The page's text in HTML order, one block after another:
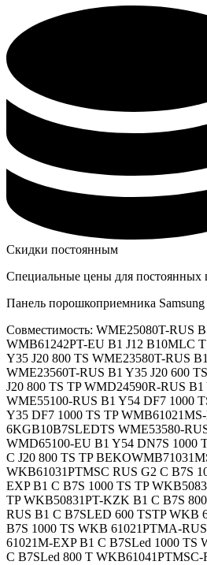
Скидки постоянным
Специальные цены для постоянных
Панель порошкоприемника
Совместимость: WME25080T-RUS
WMB61242PT-EU B1 J12 B10MLC
Y35 J20 800 TS WME23580T-RUS
WME23560T-RUS B1 Y35 J20 600
J20 800 TS TP WMD24590R-RUS B1
WME55100-RUS B1 Y54 DF7 1000
Y35 DF7 1000 TS TP
6KGB10B7SLEDTS WME53580-
WMD65100-EU B1 Y54 DN7S 1000
C J20 800 TS TP
WKB61031PTMSC RUS G2 C B7S
EXP B1 C B7S 1000 TS TP
TP WKB50831PT-KZK B1 C B7S
RUS B1 C B7SLED 600 TSTP WKB
B7S 1000 TS WKB 61021PTMA-
61021M-EXP B1 C B7SLed 1000 TS
C B7SLed 800 T WKB61041PTMSC-